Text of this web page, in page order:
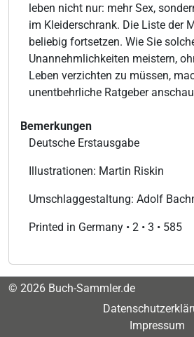
leben nicht nur: mehr Sex,
im Kleiderschrank. Die Liste der
beliebig fortsetzen. Wie Sie
Unannehmlichkeiten meistern,
Leben verzichten zu müssen,
unentbehrliche Ratgeber
Bemerkungen
Deutsche Erstausgabe
Illustrationen: Martin Riskin
Umschlaggestaltung: Adolf
Printed in Germany • 2 • 3 • 585
© 2026 Buch-Sammler.de
Impressum